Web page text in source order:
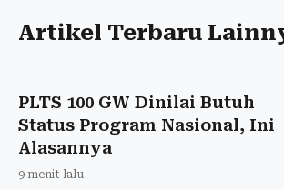
Artikel Terbaru
PLTS 100 GW Dinilai Butuh
Status Program Nasional, Ini
Alasannya
9 menit lalu